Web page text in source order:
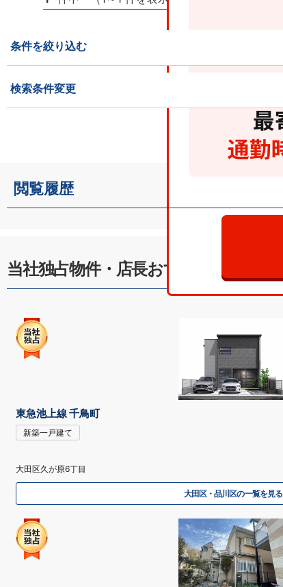
条件を絞り込む
検索条件変更
閲覧履歴
当社独占物件・店長おすすめ
東急池上線 千鳥町
新築一戸建て
大田区久が原6丁目
大田区・品川区の一覧を見る